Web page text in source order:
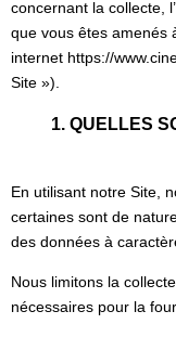
concernant la collecte,
que vous êtes amenés
internet https://
Site »).
1. QUELLES
En utilisant notre Site,
certaines sont de
des données à
Nous limitons la
nécessaires pour la